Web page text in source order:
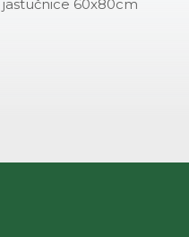
jastučnice 60x80cm